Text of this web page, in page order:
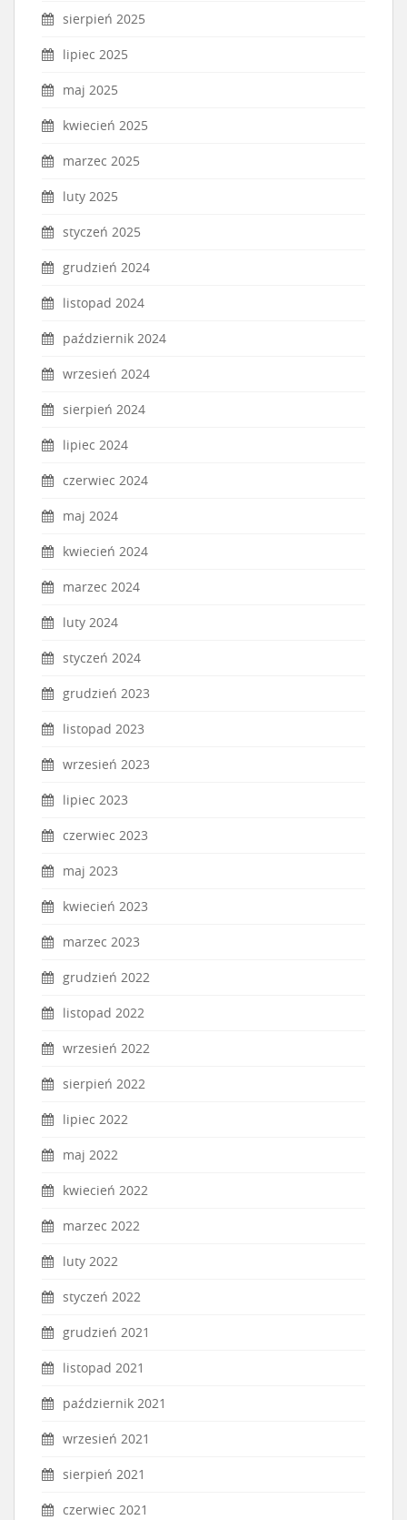
sierpień 2025
lipiec 2025
maj 2025
kwiecień 2025
marzec 2025
luty 2025
styczeń 2025
grudzień 2024
listopad 2024
październik 2024
wrzesień 2024
sierpień 2024
lipiec 2024
czerwiec 2024
maj 2024
kwiecień 2024
marzec 2024
luty 2024
styczeń 2024
grudzień 2023
listopad 2023
wrzesień 2023
lipiec 2023
czerwiec 2023
maj 2023
kwiecień 2023
marzec 2023
grudzień 2022
listopad 2022
wrzesień 2022
sierpień 2022
lipiec 2022
maj 2022
kwiecień 2022
marzec 2022
luty 2022
styczeń 2022
grudzień 2021
listopad 2021
październik 2021
wrzesień 2021
sierpień 2021
czerwiec 2021